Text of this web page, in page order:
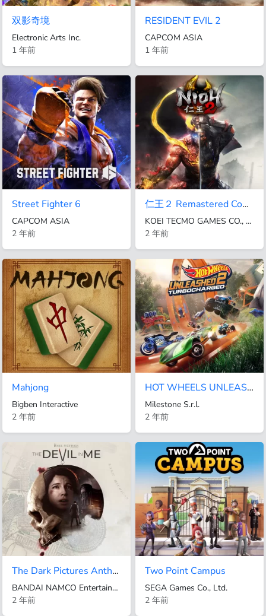
双影奇境
Electronic Arts Inc.
1 年前
RESIDENT EVIL 2
CAPCOM ASIA
1 年前
Street Fighter 6
CAPCOM ASIA
2 年前
仁王２ Remastered Complete Edition
KOEI TECMO GAMES CO., LTD.
2 年前
Mahjong
Bigben Interactive
2 年前
HOT WHEELS UNLEASHED 2 - Turbocharged PS4 & PS5
Milestone S.r.l.
2 年前
The Dark Pictures Anthology: The Devil in Me PS4 & PS5
BANDAI NAMCO Entertainment Asia Pte Ltd.
2 年前
Two Point Campus
SEGA Games Co., Ltd.
2 年前